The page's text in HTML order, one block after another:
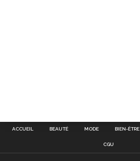
ACCUEIL BEAUTÉ MODE BIEN-ÊTRE
CGU